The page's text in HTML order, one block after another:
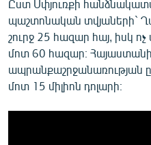
Ըստ Սփյուռքի
պաշտոնական տվյաների`
շուրջ 25 հազար հայ, իսկ
մոտ 60 հազար։
ապրանքաշրջանառության
մոտ 15 միլիոն դոլարի։